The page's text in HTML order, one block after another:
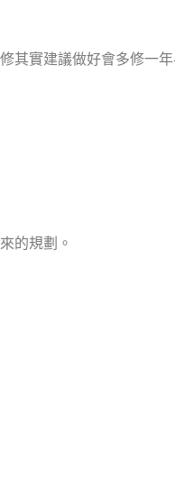
其實建議做好會多修一
的規劃。